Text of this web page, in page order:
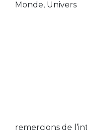
Monde, Univers
remercions de